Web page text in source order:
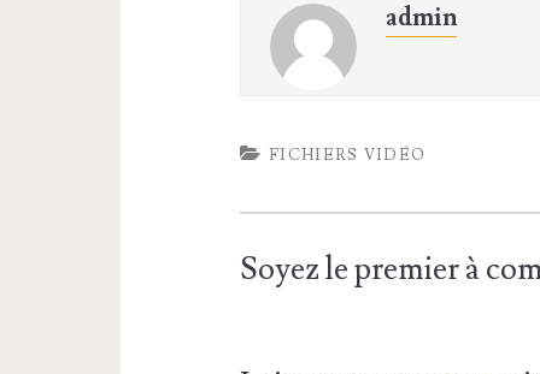
admin
FICHIERS VIDÉO
Soyez le premier à